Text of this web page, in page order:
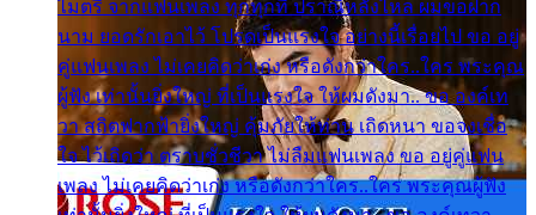
ไมตรี จากแฟนเพลง ทุกทุกที่ ปราณีหลั่งไหล ผมขอฝาก
นาม ยอดรักเอาไว้ โปรดเป็นแรงใจ อย่างนี้เรื่อยไป ขอ อยู่
คู่แฟนเพลง ไม่เคยคิดว่าเก่ง หรือดังกว่าใคร..ใคร พระคุณ
ผู้ฟัง เท่านั้นยิ่งใหญ่ ที่เป็นแรงใจ ให้ผมดังมา.. ขอ องค์เท
วา สถิตฟากฟ้ายิ่งใหญ่ คุ้มภัยให้ท่าน เถิดหนา ขอจงเชื่อ
ใจ ไว้เถิดว่า ตราบชั่วชีวา ไม่ลืมแฟนเพลง ขอ อยู่คู่แฟน
เพลง ไม่เคยคิดว่าเก่ง หรือดังกว่าใคร..ใคร พระคุณผู้ฟัง